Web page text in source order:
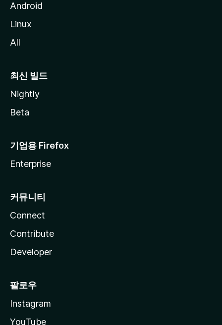
Android
Linux
All
최신 빌드
Nightly
Beta
기업용 Firefox
Enterprise
커뮤니티
Connect
Contribute
Developer
팔로우
Instagram
YouTube